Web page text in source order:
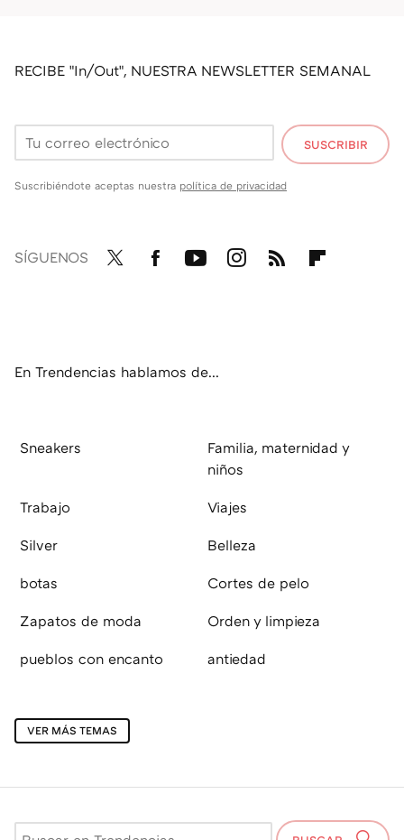
RECIBE "In/Out", NUESTRA NEWSLETTER SEMANAL
SUSCRIBIR
Suscribiéndote aceptas nuestra política de privacidad
SÍGUENOS
En Trendencias hablamos de...
Sneakers
Familia, maternidad y
niños
Trabajo Viajes
Silver Belleza
botas Cortes de pelo
Zapatos de moda Orden y limpieza
pueblos con encanto antiedad
VER MÁS TEMAS